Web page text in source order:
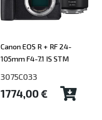
Canon EOS R + RF 24-
105mm F4-7.1 IS STM
3075C033
1774,00 €